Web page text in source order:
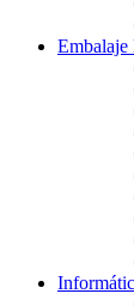
Embalaje